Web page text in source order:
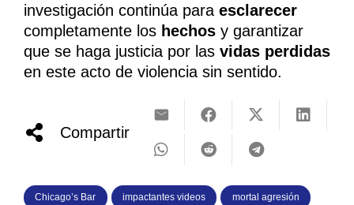
investigación continúa para esclarecer
completamente los hechos y garantizar
que se haga justicia por las vidas perdidas
en este acto de violencia sin sentido.
Compartir
Chicago’s Bar impactantes videos mortal agresión